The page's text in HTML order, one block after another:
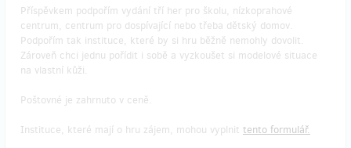
Příspěvkem podpořím vydání tří her pro školu, nízkoprahové
centrum, centrum pro dospívající nebo třeba dětský domov.
Podpořím tak instituce, které by si hru běžně nemohly dovolit.
Zároveň chci jednu pořídit i sobě a vyzkoušet si modelové situace
na vlastní kůži.
Poštovné je zahrnuto v ceně.
Instituce, které mají o hru zájem, mohou vyplnit tento formulář.